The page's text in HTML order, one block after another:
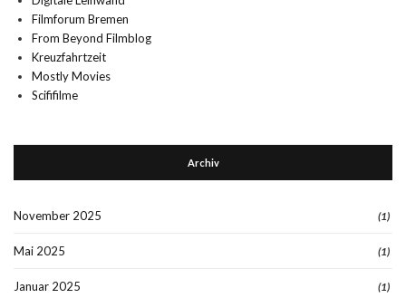
Filmforum Bremen
From Beyond Filmblog
Kreuzfahrtzeit
Mostly Movies
Scififilme
Archiv
November 2025 (1)
Mai 2025 (1)
Januar 2025 (1)